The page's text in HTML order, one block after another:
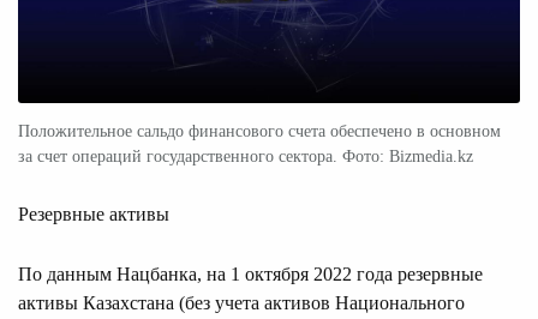
Положительное сальдо финансового счета обеспечено в основном
за счет операций государственного сектора. Фото: Bizmedia.kz
Резервные активы
По данным Нацбанка, на 1 октября 2022 года резервные
активы Казахстана (без учета активов Национального